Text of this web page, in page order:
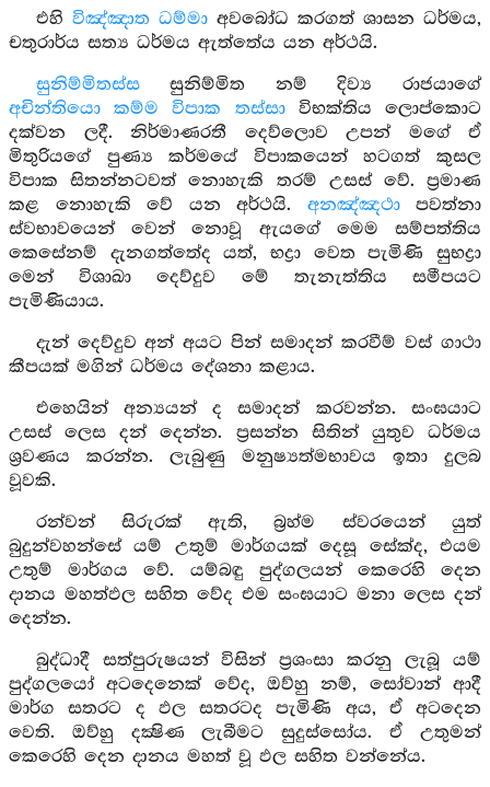
එහි විඤ්ඤාත ධම්මාඅවබෝධ කරගත් ශාසන ධර්මය,
චතුරාර්ය සත්‍ය ධර්මය ඇත්තේය යන අර්ථයි.
සුනිම්මිතස්සසුනිම්මිත නම් දිව්‍ය රාජයාගේ
අචින්තියො කම්ම විපාක තස්සාවිභක්තිය ලොප්කොට
දක්වන ලදී. නිර්මාණරතී දෙව්ලොව උපන් මගේ ඒ
මිතුරියගේ පුණ්‍ය කර්මයේ විපාකයෙන් හටගත් කුසල
විපාක සිතන්නටවත් නොහැකි තරම් උසස් වේ. ප්‍රමාණ
කළ නොහැකි වේ යන අර්ථයි. අනඤ්ඤථාපවත්නා
ස්වභාවයෙන් වෙන් නොවූ ඇයගේ මෙම සම්පත්තිය
කෙසේනම් දැනගත්තේද යත්, භද්‍රා වෙත පැමිණි සුභද්‍රා
මෙන් විශාඛා දෙව්දුව මේ තැනැත්තිය සමීපයට
පැමිණියාය.
දැන් දෙව්දුව අන් අයට පින් සමාදන් කරවීම් වස් ගාථා
කීපයක් මගින් ධර්මය දේශනා කළාය.
එහෙයින් අන්‍යයන් ද සමාදන් කරවන්න. සංඝයාට
උසස් ලෙස දන් දෙන්න. ප්‍රසන්න සිතින් යුතුව ධර්මය
ශ්‍රවණය කරන්න. ලැබුණු මනුෂ්‍යත්මභාවය ඉතා දුලබ
වූවකි.
රන්වන් සිරුරක් ඇති, බ්‍රහ්ම ස්වරයෙන් යුත්
බුදුන්වහන්සේ යම් උතුම් මාර්ගයක් දෙසූ සේක්ද, එයම
උතුම් මාර්ගය වේ. යම්බඳු පුද්ගලයන් කෙරෙහි දෙන
දානය මහත්ඵල සහිත වේද එම සංඝයාට මනා ලෙස දන්
දෙන්න.
බුද්ධාදී සත්පුරුෂයන් විසින් ප්‍රශංසා කරනු ලැබූ යම්
පුද්ගලයෝ අටදෙනෙක් වේද, ඔව්හු නම්, සෝවාන් ආදී
මාර්ග සතරට ද ඵල සතරටද පැමිණි අය, ඒ අටදෙන
වෙති. ඔව්හු දක්‍ෂිණ ලැබීමට සුදුස්සෝය. ඒ උතුමන්
කෙරෙහි දෙන දානය මහත් වූ ඵල සහිත වන්නේය.